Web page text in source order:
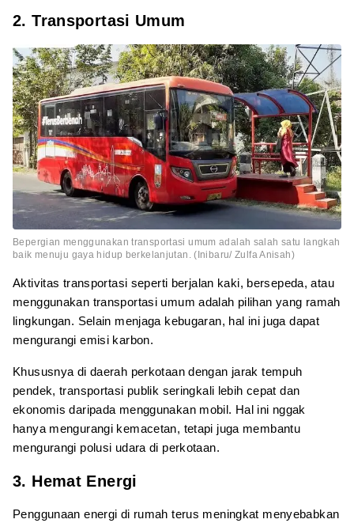
2. Transportasi Umum
Bepergian menggunakan transportasi umum adalah salah satu langkah
baik menuju gaya hidup berkelanjutan. (Inibaru/ Zulfa Anisah)
Aktivitas transportasi seperti berjalan kaki, bersepeda, atau
menggunakan transportasi umum adalah pilihan yang ramah
lingkungan. Selain menjaga kebugaran, hal ini juga dapat
mengurangi emisi karbon.
Khususnya di daerah perkotaan dengan jarak tempuh
pendek, transportasi publik seringkali lebih cepat dan
ekonomis daripada menggunakan mobil. Hal ini nggak
hanya mengurangi kemacetan, tetapi juga membantu
mengurangi polusi udara di perkotaan.
3. Hemat Energi
Penggunaan energi di rumah terus meningkat menyebabkan